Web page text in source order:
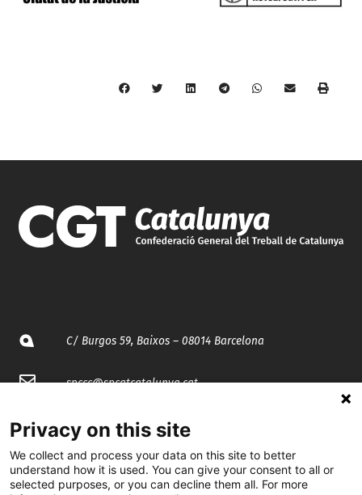
C/ Burgos 59, Baixos – 08014 Barcelona
spccc@spcgtcatalunya.cat
@CGTCatalunya
Privacy on this site
We collect and process your data on this site to better
understand how it is used. You can give your consent to all or
selected purposes, or you can decline them all. For more